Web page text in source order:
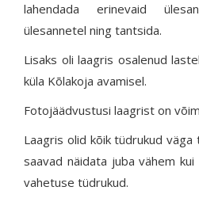
lahendada erinevaid
ülesannetel ning tantsida.
Lisaks oli laagris osalenud
küla Kõlakoja avamisel.
Fotojäädvustusi laagrist on
Laagris olid kõik tüdrukud
saavad näidata juba vähem
vahetuse tüdrukud.